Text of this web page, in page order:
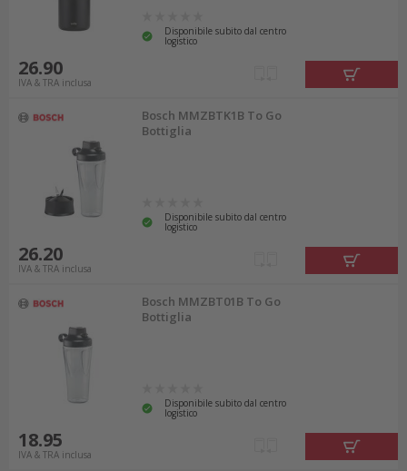
Disponibile subito dal centro
logistico
26.90
IVA & TRA inclusa
Bosch MMZBTK1B To Go
Bottiglia
Disponibile subito dal centro
logistico
26.20
IVA & TRA inclusa
Bosch MMZBT01B To Go
Bottiglia
Disponibile subito dal centro
logistico
18.95
IVA & TRA inclusa